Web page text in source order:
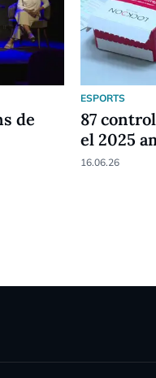
de
ESPORTS
87
el 2025
16.06.26